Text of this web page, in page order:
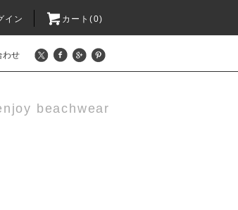
イン カート(0)
わせ
beachwear